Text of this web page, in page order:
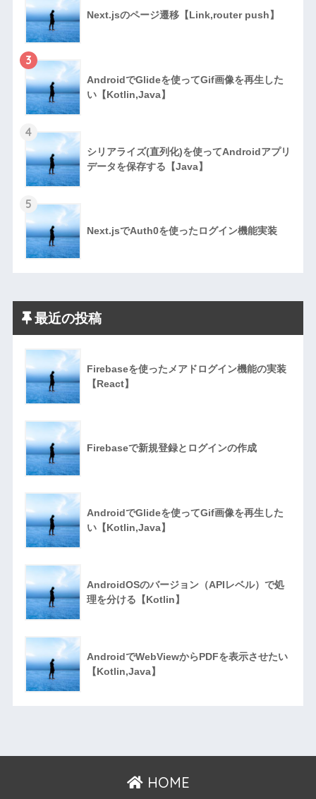
Next.jsのページ遷移【Link,router push】
3
AndroidでGlideを使ってGif画像を再生した
い【Kotlin,Java】
4
シリアライズ(直列化)を使ってAndroidアプリ
データを保存する【Java】
5
Next.jsでAuth0を使ったログイン機能実装
最近の投稿
Firebaseを使ったメアドログイン機能の実装
【React】
Firebaseで新規登録とログインの作成
AndroidでGlideを使ってGif画像を再生した
い【Kotlin,Java】
AndroidOSのバージョン（APIレベル）で処
理を分ける【Kotlin】
AndroidでWebViewからPDFを表示させたい
【Kotlin,Java】
HOME